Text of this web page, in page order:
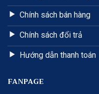
Chính sách bán hàng
Chính sách đổi trả
Hướng dẫn thanh toán
FANPAGE